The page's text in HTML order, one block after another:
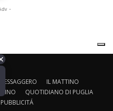
MESSAGGERO
IL MATTINO
QUOTIDIANO DI PUGLIA
PUBBLICITÁ